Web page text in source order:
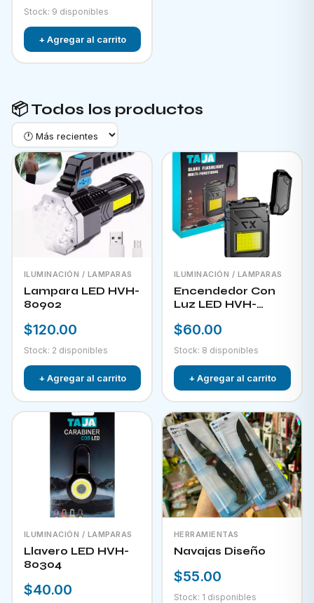
Stock: 9 disponibles
+ Agregar al carrito
📦 Todos los productos
ILUMINACIÓN / LAMPARAS
Lampara LED HVH-
80902
$120.00
Stock: 2 disponibles
+ Agregar al carrito
ILUMINACIÓN / LAMPARAS
Encendedor Con
Luz LED HVH-
$60.00
Stock: 8 disponibles
+ Agregar al carrito
ILUMINACIÓN / LAMPARAS
Llavero LED HVH-
80304
$40.00
HERRAMIENTAS
Navajas Diseño
$55.00
Stock: 1 disponibles